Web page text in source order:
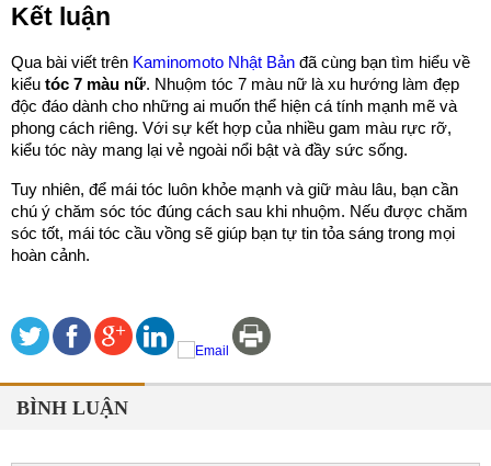
Kết luận
Qua bài viết trên Kaminomoto Nhật Bản đã cùng bạn tìm hiểu về
kiểu tóc 7 màu nữ. Nhuộm tóc 7 màu nữ là xu hướng làm đẹp
độc đáo dành cho những ai muốn thể hiện cá tính mạnh mẽ và
phong cách riêng. Với sự kết hợp của nhiều gam màu rực rỡ,
kiểu tóc này mang lại vẻ ngoài nổi bật và đầy sức sống.
Tuy nhiên, để mái tóc luôn khỏe mạnh và giữ màu lâu, bạn cần
chú ý chăm sóc tóc đúng cách sau khi nhuộm. Nếu được chăm
sóc tốt, mái tóc cầu vồng sẽ giúp bạn tự tin tỏa sáng trong mọi
hoàn cảnh.
BÌNH LUẬN